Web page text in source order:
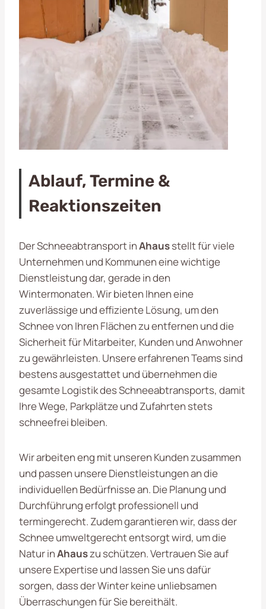
Ablauf, Termine &
Reaktionszeiten
Der Schneeabtransport inAhausstellt für viele
Unternehmen und Kommunen eine wichtige
Dienstleistung dar, gerade in den
Wintermonaten. Wir bieten Ihnen eine
zuverlässige und effiziente Lösung, um den
Schnee von Ihren Flächen zu entfernen und die
Sicherheit für Mitarbeiter, Kunden und Anwohner
zu gewährleisten. Unsere erfahrenen Teams sind
bestens ausgestattet und übernehmen die
gesamte Logistik des Schneeabtransports, damit
Ihre Wege, Parkplätze und Zufahrten stets
schneefrei bleiben.
Wir arbeiten eng mit unseren Kunden zusammen
und passen unsere Dienstleistungen an die
individuellen Bedürfnisse an. Die Planung und
Durchführung erfolgt professionell und
termingerecht. Zudem garantieren wir, dass der
Schnee umweltgerecht entsorgt wird, um die
Natur inAhauszu schützen. Vertrauen Sie auf
unsere Expertise und lassen Sie uns dafür
sorgen, dass der Winter keine unliebsamen
Überraschungen für Sie bereithält.